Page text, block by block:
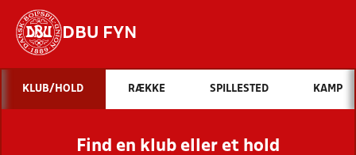
DBU FYN
Hvad vil du søge efter?
INDHOLD OG NYHEDER
STILLINGER, RESULTATER, KLUBBER OG
KLUB/HOLD RÆKKE SPILLESTED KAMP
Find en klub eller et hold